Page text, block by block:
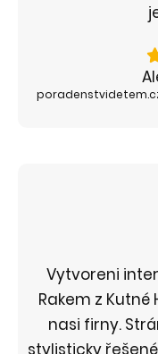
Vytvoreni
Rakem z
nasi firny.